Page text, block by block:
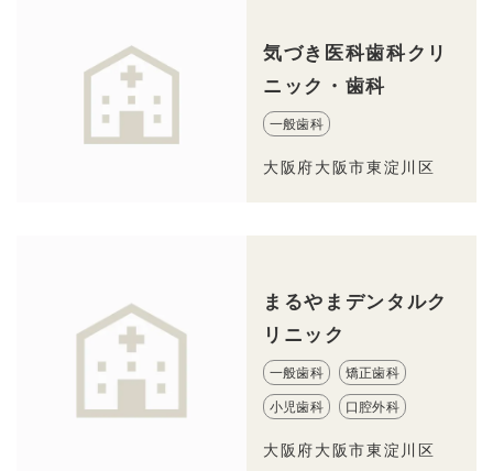
気づき医科歯科クリ
ニック・歯科
一般歯科
大阪府大阪市東淀川区
まるやまデンタルク
リニック
一般歯科 矯正歯科
小児歯科 口腔外科
大阪府大阪市東淀川区